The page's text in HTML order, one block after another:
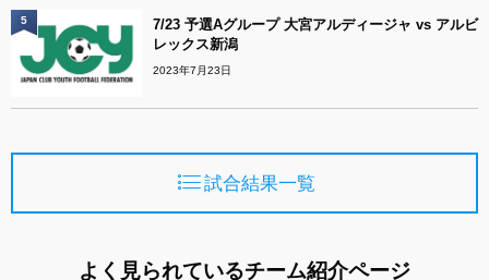
7/23 予選Aグループ 大宮アルディージャ vs アルビ
レックス新潟
2023年7月23日
5
試合結果一覧
よく見られているチーム紹介ページ